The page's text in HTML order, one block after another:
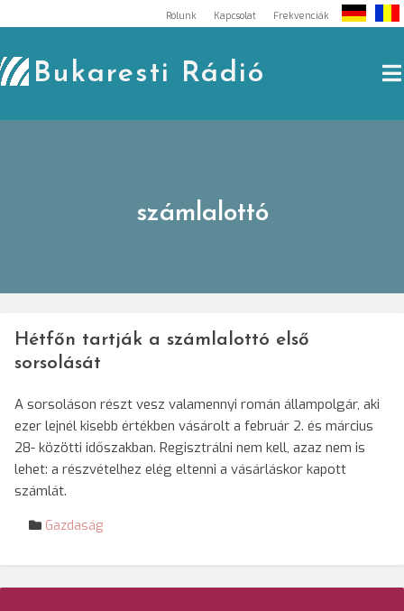
to
content
Rólunk Kapcsolat Frekvenciák
Bukaresti Rádió
számlalottó
Hétfőn tartják a számlalottó első
sorsolását
A sorsoláson részt vesz valamennyi román állampolgár, aki
ezer lejnél kisebb értékben vásárolt a február 2. és március
28- közötti időszakban. Regisztrálni nem kell, azaz nem is
lehet: a részvételhez elég eltenni a vásárláskor kapott
számlát.
Gazdaság